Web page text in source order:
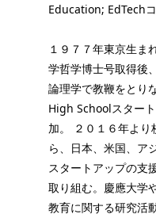
Education; EdTech
１９７７年東京生ま
学哲学博士号取得後
論理学で教鞭をと
High Schoolスター
加。 ２０１６年よ
ら、日本、米国、ア
スタートアップの支
取り組む。慶應大学
教育に関する研究活